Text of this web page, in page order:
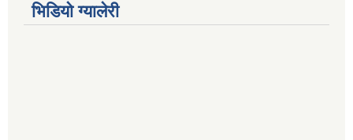
भिडियाे ग्यालेरी